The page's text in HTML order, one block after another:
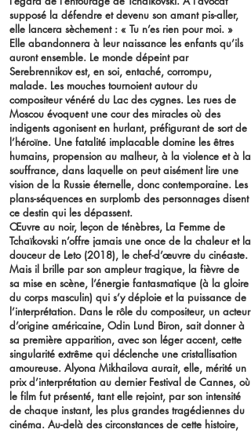
supposé la défendre et devenu son amant pis-aller,
elle lancera sèchement : « Tu n’es rien pour moi. »
Elle abandonnera à leur naissance les enfants qu’ils
auront ensemble. Le monde dépeint par
Serebrennikov est, en soi, entaché, corrompu,
malade. Les mouches tournoient autour du
compositeur vénéré du Lac des cygnes. Les rues de
Moscou évoquent une cour des miracles où des
indigents agonisent en hurlant, préfigurant de sort de
l’héroïne. Une fatalité implacable domine les êtres
humains, propension au malheur, à la violence et à la
souffrance, dans laquelle on peut aisément lire une
vision de la Russie éternelle, donc contemporaine. Les
plans-séquences en surplomb des personnages disent
ce destin qui les dépassent.
Œuvre au noir, leçon de ténèbres, La Femme de
Tchaïkovski n’offre jamais une once de la chaleur et la
douceur de Leto (2018), le chef-d’œuvre du cinéaste.
Mais il brille par son ampleur tragique, la fièvre de
sa mise en scène, l’énergie fantasmatique (à la gloire
du corps masculin) qui s’y déploie et la puissance de
l’interprétation. Dans le rôle du compositeur, un acteur
d’origine américaine, Odin Lund Biron, sait donner à
sa première apparition, avec son léger accent, cette
singularité extrême qui déclenche une cristallisation
amoureuse. Alyona Mikhailova aurait, elle, mérité un
prix d’interprétation au dernier Festival de Cannes, où
le film fut présenté, tant elle rejoint, par son intensité
de chaque instant, les plus grandes tragédiennes du
cinéma. Au-delà des circonstances de cette histoire,